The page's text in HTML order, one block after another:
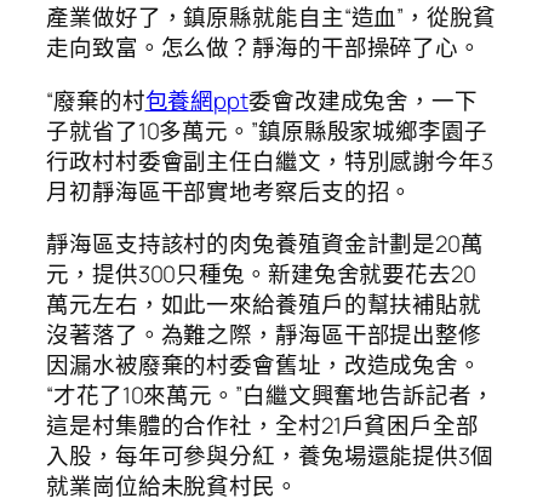
產業做好了，鎮原縣就能自主“造血”，從脫貧
走向致富。怎么做？靜海的干部操碎了心。
“廢棄的村包養網ppt委會改建成兔舍，一下
子就省了10多萬元。”鎮原縣殷家城鄉李園子
行政村村委會副主任白繼文，特別感謝今年3
月初靜海區干部實地考察后支的招。
靜海區支持該村的肉兔養殖資金計劃是20萬
元，提供300只種兔。新建兔舍就要花去20
萬元左右，如此一來給養殖戶的幫扶補貼就
沒著落了。為難之際，靜海區干部提出整修
因漏水被廢棄的村委會舊址，改造成兔舍。
“才花了10來萬元。”白繼文興奮地告訴記者，
這是村集體的合作社，全村21戶貧困戶全部
入股，每年可參與分紅，養兔場還能提供3個
就業崗位給未脫貧村民。